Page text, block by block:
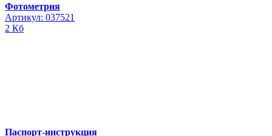
Фотометрия
Артикул: 037521
2 Кб
Паспорт-инструкция